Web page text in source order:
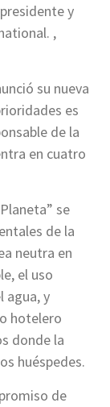
y
,
su nueva
es
de la
en cuatro
se
de la
neutra en
el uso
agua, y
hotelero
donde la
huéspedes.
de